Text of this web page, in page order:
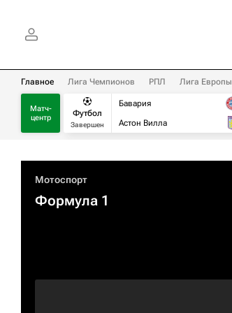
Главное Лига Чемпионов РПЛ Лига Европы
Матч-
центр
Футбол
Завершен
Бавария
Астон Вилла
Мотоспорт
Формула 1